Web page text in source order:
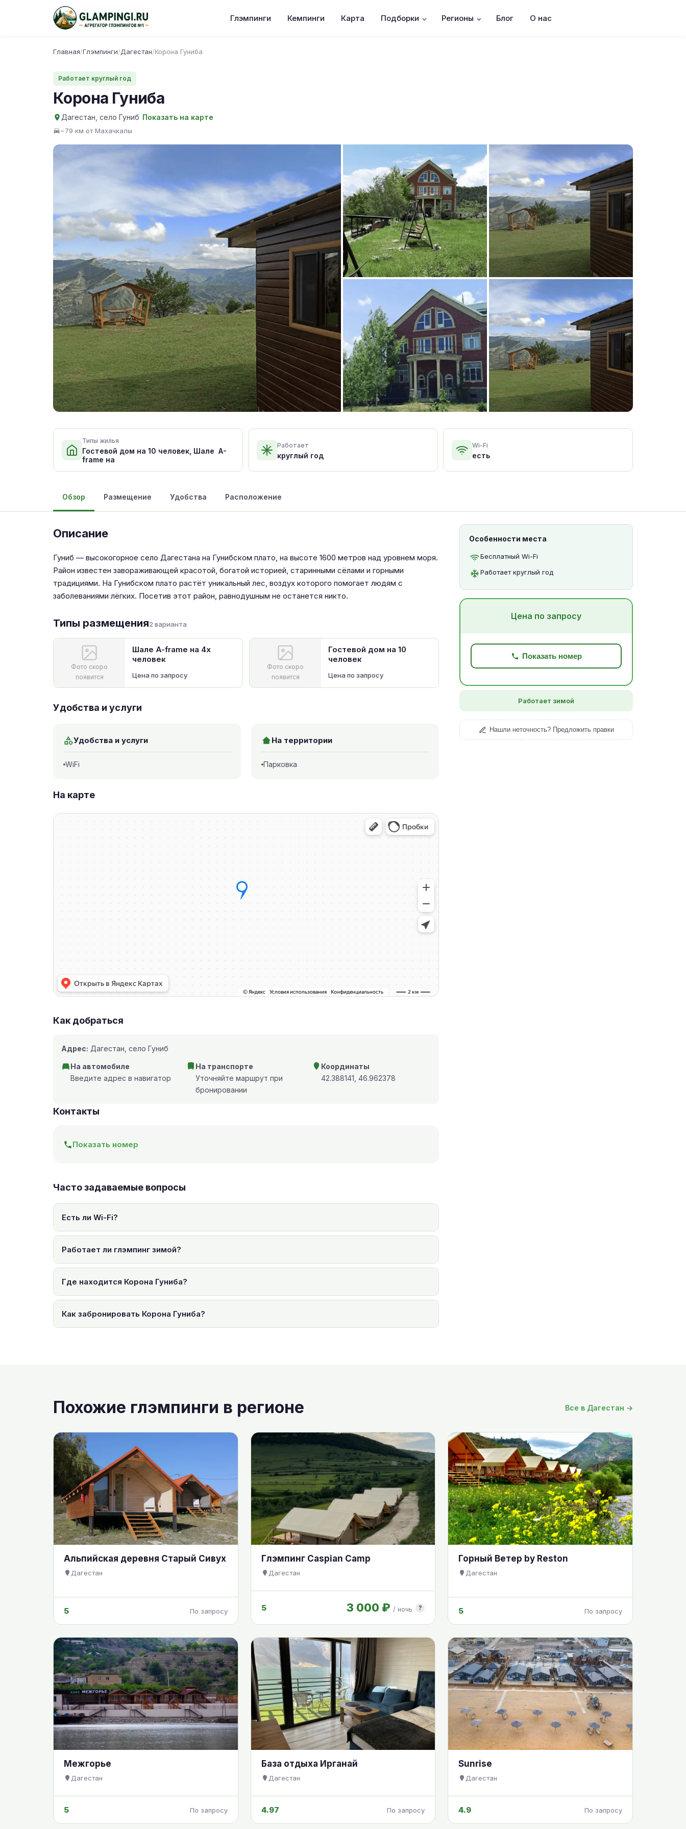
Глэмпинги Кемпинги Карта Подборки Регионы Блог О нас
Главная/Глэмпинги/Дагестан/Корона Гуниба
Работает круглый год
Корона Гуниба
Дагестан, село Гуниб Показать на карте
~79 км от Махачкалы
Типы жилья
Гостевой дом на 10 человек, Шале A-
frame на
Работает
круглый год
Wi-Fi
есть
Обзор Размещение Удобства Расположение
Описание
Гуниб — высокогорное село Дагестана на Гунибском плато, на высоте 1600 метров над уровнем моря.
Район известен завораживающей красотой, богатой историей, старинными сёлами и горными
традициями. На Гунибском плато растёт уникальный лес, воздух которого помогает людям с
заболеваниями лёгких. Посетив этот район, равнодушным не останется никто.
Типы размещения2 варианта
Фото скоро
появится
Шале A-frame на 4х
человек
Цена по запросу
Фото скоро
появится
Гостевой дом на 10
человек
Цена по запросу
Удобства и услуги
Удобства и услуги
WiFi
На территории
Парковка
На карте
Как добраться
Адрес: Дагестан, село Гуниб
На автомобиле
Введите адрес в навигатор
На транспорте
Уточняйте маршрут при
бронировании
Координаты
42.388141, 46.962378
Контакты
Показать номер
Часто задаваемые вопросы
Есть ли Wi-Fi?
Работает ли глэмпинг зимой?
Где находится Корона Гуниба?
Как забронировать Корона Гуниба?
Особенности места
Бесплатный Wi-Fi
Работает круглый год
Цена по запросу
Показать номер
Работает зимой
Нашли неточность? Предложить правки
Похожие глэмпинги в регионе Все в Дагестан →
Альпийская деревня Старый Сивух
Дагестан
5 По запросу
Глэмпинг Caspian Camp
Дагестан
5 3 000 ₽ / ночь ?
Горный Ветер by Reston
Дагестан
5 По запросу
Межгорье
Дагестан
5 По запросу
База отдыха Ирганай
Дагестан
4.97 По запросу
Sunrise
Дагестан
4.9 По запросу